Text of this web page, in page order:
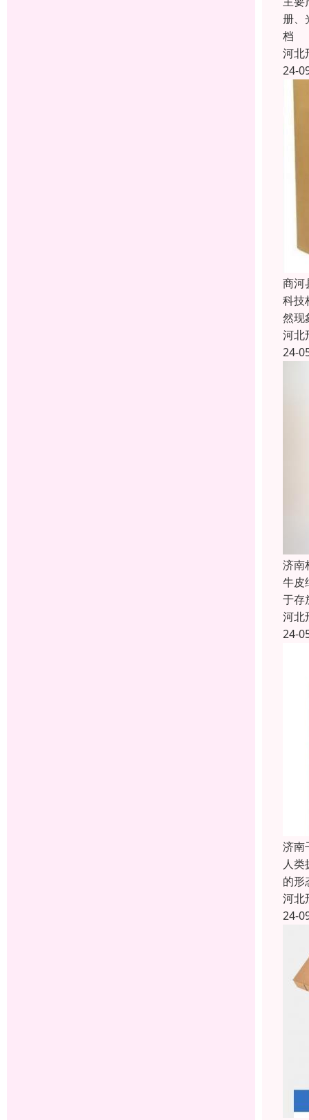
册、
档
河北
24-
商河
科技
然现
河北
24-
济南
牛皮
于存
河北
24-
济南
人
的形
河北
24-